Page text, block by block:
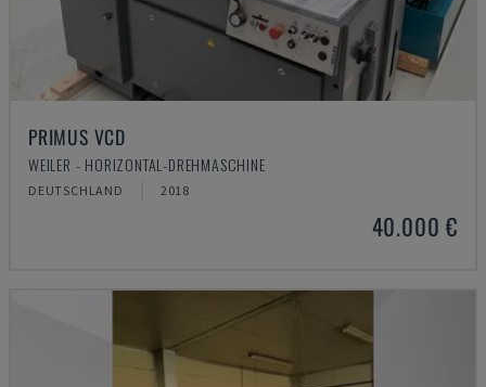
PRIMUS VCD
WEILER - HORIZONTAL-DREHMASCHINE
DEUTSCHLAND 2018
40.000 €